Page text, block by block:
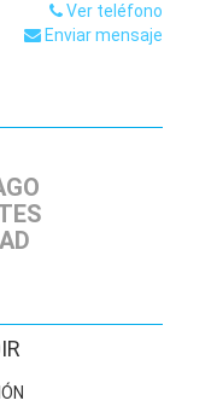
Ver teléfono
Enviar mensaje